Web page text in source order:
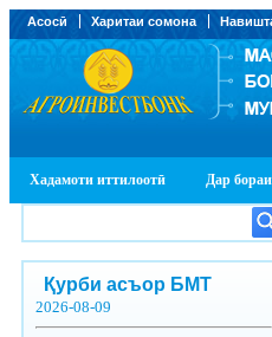
Асосӣ Харитаи сомона
Хадамоти иттилоотӣ Дар
Қурби асъор БМТ
2026-08-09